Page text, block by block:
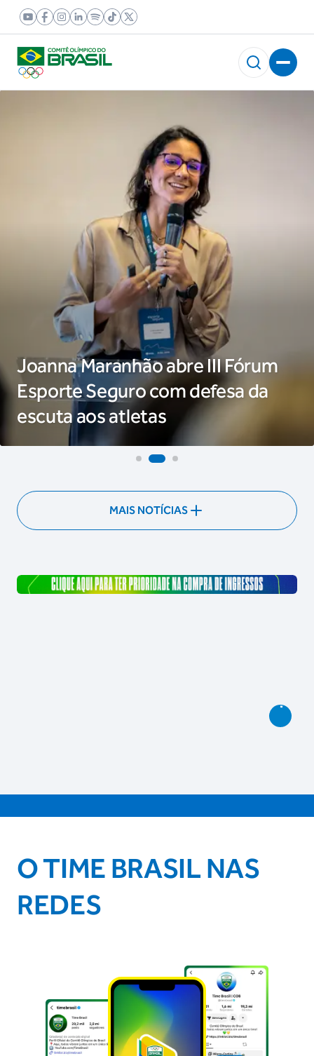
Joanna Maranhão abre III Fórum
Esporte Seguro com defesa da
escuta aos atletas
MAIS NOTÍCIAS
O TIME BRASIL NAS
REDES